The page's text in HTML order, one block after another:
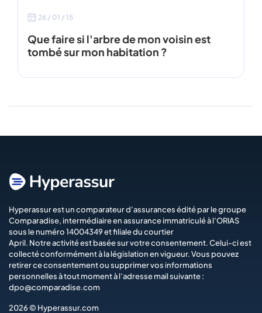
26 / 01 / 15
Que faire si l'arbre de mon voisin est
tombé sur mon habitation ?
Hyperassur est un comparateur d’assurances édité par le groupe
Comparadise, intermédiaire en assurance immatriculé à l’ORIAS
sous le numéro 14004349 et filiale du courtier
April. Notre activité est basée sur votre consentement. Celui-ci est
collecté conformément à la législation en vigueur. Vous pouvez
retirer ce consentement ou supprimer vos informations
personnelles à tout moment à l’adresse mail suivante :
dpo@comparadise.com
2026 © Hyperassur.com